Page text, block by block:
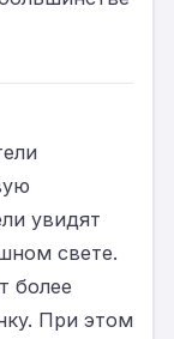
увидят
свете.
более
При этом